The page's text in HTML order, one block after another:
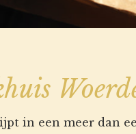
in een meer dan